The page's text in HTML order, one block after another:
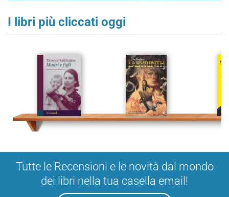
I libri più cliccati oggi
Tutte le Recensioni e le novità dal mondo
dei libri nella tua casella email!